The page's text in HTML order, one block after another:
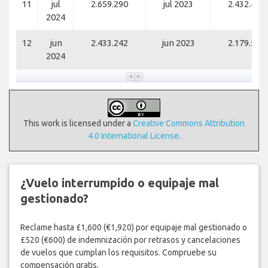
11
jul
2024
2.659.290 jul 2023 2.432.411
12
jun
2024
2.433.242 jun 2023 2.179.575
This work is licensed under a Creative Commons Attribution
4.0 International License.
¿Vuelo interrumpido o equipaje mal
gestionado?
Reclame hasta £1,600 (€1,920) por equipaje mal gestionado o
£520 (€600) de indemnización por retrasos y cancelaciones
de vuelos que cumplan los requisitos. Compruebe su
compensación gratis.